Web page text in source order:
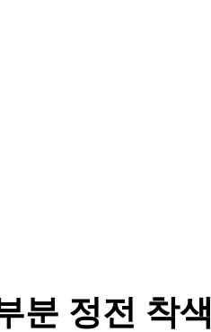
분 정전 착색